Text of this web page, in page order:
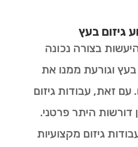
גיזום בעץ
בצורה נכונה
וגורעת ממנו את
עם זאת, עבודות גיזום
דורשות היתר פרטני.
גיזום מקצועיות